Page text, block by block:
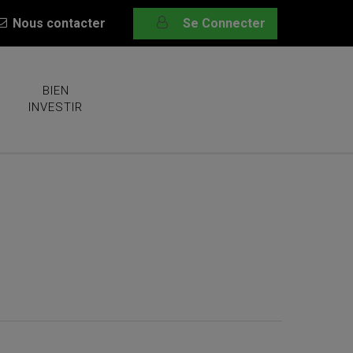
Nous contacter Se Connecter
BIEN
INVESTIR